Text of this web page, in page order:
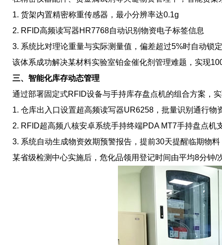
1. 货架内置精密称重传感器，最小分辨率达0.1g
2. RFID高频读写器HR7768自动识别物资电子标签信息
3. 系统比对理论重量与实际测量值，偏差超过5%时自动锁
该体系成功解决某材料实验室铂金催化剂管理难题，实现
三、智能化库存动态管理
通过部署固定式RFID设备与手持库存盘点机的组合方案，
1. 仓库出入口设置超高频读写器UR6258，批量识别通行物
2. RFID超高频八核安卓系统手持终端PDA MT7手持盘点
3. 系统自动生成物资效期预警报告，提前30天提醒临期物料
某省级检测中心实施后，危化品领用登记时间由平均8分钟